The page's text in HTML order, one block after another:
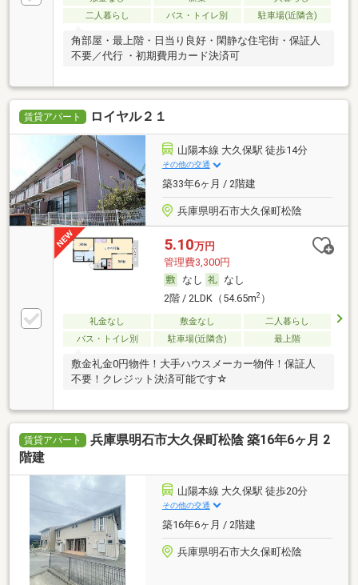
二人暮らし
バス・トイレ別 駐車場(近隣含)
角部屋・最上階・日当り良好・閑静な住宅街・保証人
不要／代行 ・初期費用カード決済可
賃貸アパート ロイヤル２１
山陽本線 大久保駅 徒歩14分
その他の交通
築33年6ヶ月 / 2階建
兵庫県明石市大久保町松陰
5.10万円
管理費3,300円
なし
なし
2階 / 2LDK（54.65m2）
礼金なし 敷金なし
二人暮らし
バス・トイレ別
駐車場(近隣含) 最上階
敷金礼金0円物件！大手ハウスメーカー物件！保証人
不要！クレジット決済可能です☆
賃貸アパート
兵庫県明石市大久保町松陰 築16年6ヶ月 2
階建
山陽本線 大久保駅 徒歩20分
その他の交通
築16年6ヶ月 / 2階建
兵庫県明石市大久保町松陰